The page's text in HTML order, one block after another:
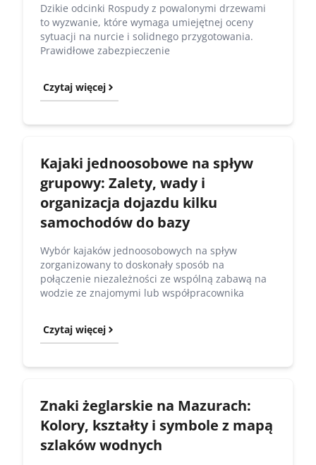
Dzikie odcinki Rospudy z powalonymi drzewami
to wyzwanie, które wymaga umiejętnej oceny
sytuacji na nurcie i solidnego przygotowania.
Prawidłowe zabezpieczenie
Czytaj więcej
Kajaki jednoosobowe na spływ
grupowy: Zalety, wady i
organizacja dojazdu kilku
samochodów do bazy
Wybór kajaków jednoosobowych na spływ
zorganizowany to doskonały sposób na
połączenie niezależności ze wspólną zabawą na
wodzie ze znajomymi lub współpracownika
Czytaj więcej
Znaki żeglarskie na Mazurach:
Kolory, kształty i symbole z mapą
szlaków wodnych